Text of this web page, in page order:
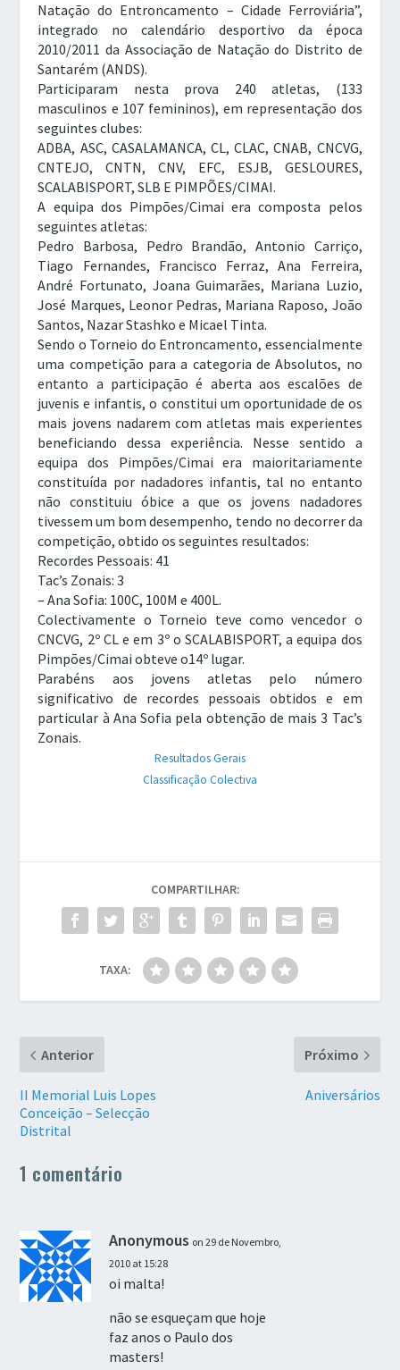
Natação do Entroncamento – Cidade Ferroviária”,
integrado no calendário desportivo da época
2010/2011 da Associação de Natação do Distrito de
Santarém (ANDS).
Participaram nesta prova 240 atletas, (133
masculinos e 107 femininos), em representação dos
seguintes clubes:
ADBA, ASC, CASALAMANCA, CL, CLAC, CNAB, CNCVG,
CNTEJO, CNTN, CNV, EFC, ESJB, GESLOURES,
SCALABISPORT, SLB E PIMPÕES/CIMAI.
A equipa dos Pimpões/Cimai era composta pelos
seguintes atletas:
Pedro Barbosa, Pedro Brandão, Antonio Carriço,
Tiago Fernandes, Francisco Ferraz, Ana Ferreira,
André Fortunato, Joana Guimarães, Mariana Luzio,
José Marques, Leonor Pedras, Mariana Raposo, João
Santos, Nazar Stashko e Micael Tinta.
Sendo o Torneio do Entroncamento, essencialmente
uma competição para a categoria de Absolutos, no
entanto a participação é aberta aos escalões de
juvenis e infantis, o constitui um oportunidade de os
mais jovens nadarem com atletas mais experientes
beneficiando dessa experiência. Nesse sentido a
equipa dos Pimpões/Cimai era maioritariamente
constituída por nadadores infantis, tal no entanto
não constituiu óbice a que os jovens nadadores
tivessem um bom desempenho, tendo no decorrer da
competição, obtido os seguintes resultados:
Recordes Pessoais: 41
Tac’s Zonais: 3
– Ana Sofia: 100C, 100M e 400L.
Colectivamente o Torneio teve como vencedor o
CNCVG, 2º CL e em 3º o SCALABISPORT, a equipa dos
Pimpões/Cimai obteve o14º lugar.
Parabéns aos jovens atletas pelo número
significativo de recordes pessoais obtidos e em
particular à Ana Sofia pela obtenção de mais 3 Tac’s
Zonais.
Resultados Gerais
Classificação Colectiva
COMPARTILHAR:
TAXA:
Anterior
II Memorial Luis Lopes
Conceição – Selecção
Distrital
Próximo
Aniversários
1 comentário
Anonymous on 29 de Novembro,
2010 at 15:28
oi malta!
não se esqueçam que hoje
faz anos o Paulo dos
masters!